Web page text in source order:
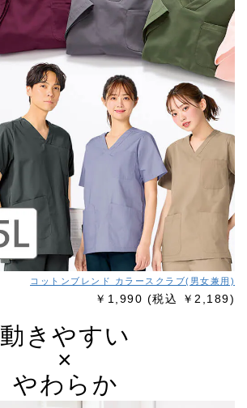
コットンブレンド カラースクラブ(男女兼用)
￥1,990 (税込 ￥2,189)
動きやすい
×
やわらか